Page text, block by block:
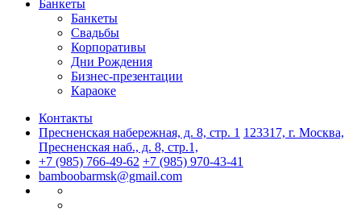
Банкеты
Банкеты
Свадьбы
Корпоративы
Дни Рождения
Бизнес-презентации
Караоке
Контакты
Пресненская набережная, д. 8, стр. 1 123317, г. Москва,
Пресненская наб., д. 8, стр.1,
+7 (985) 766-49-62 +7 (985) 970-43-41
bamboobarmsk@gmail.com